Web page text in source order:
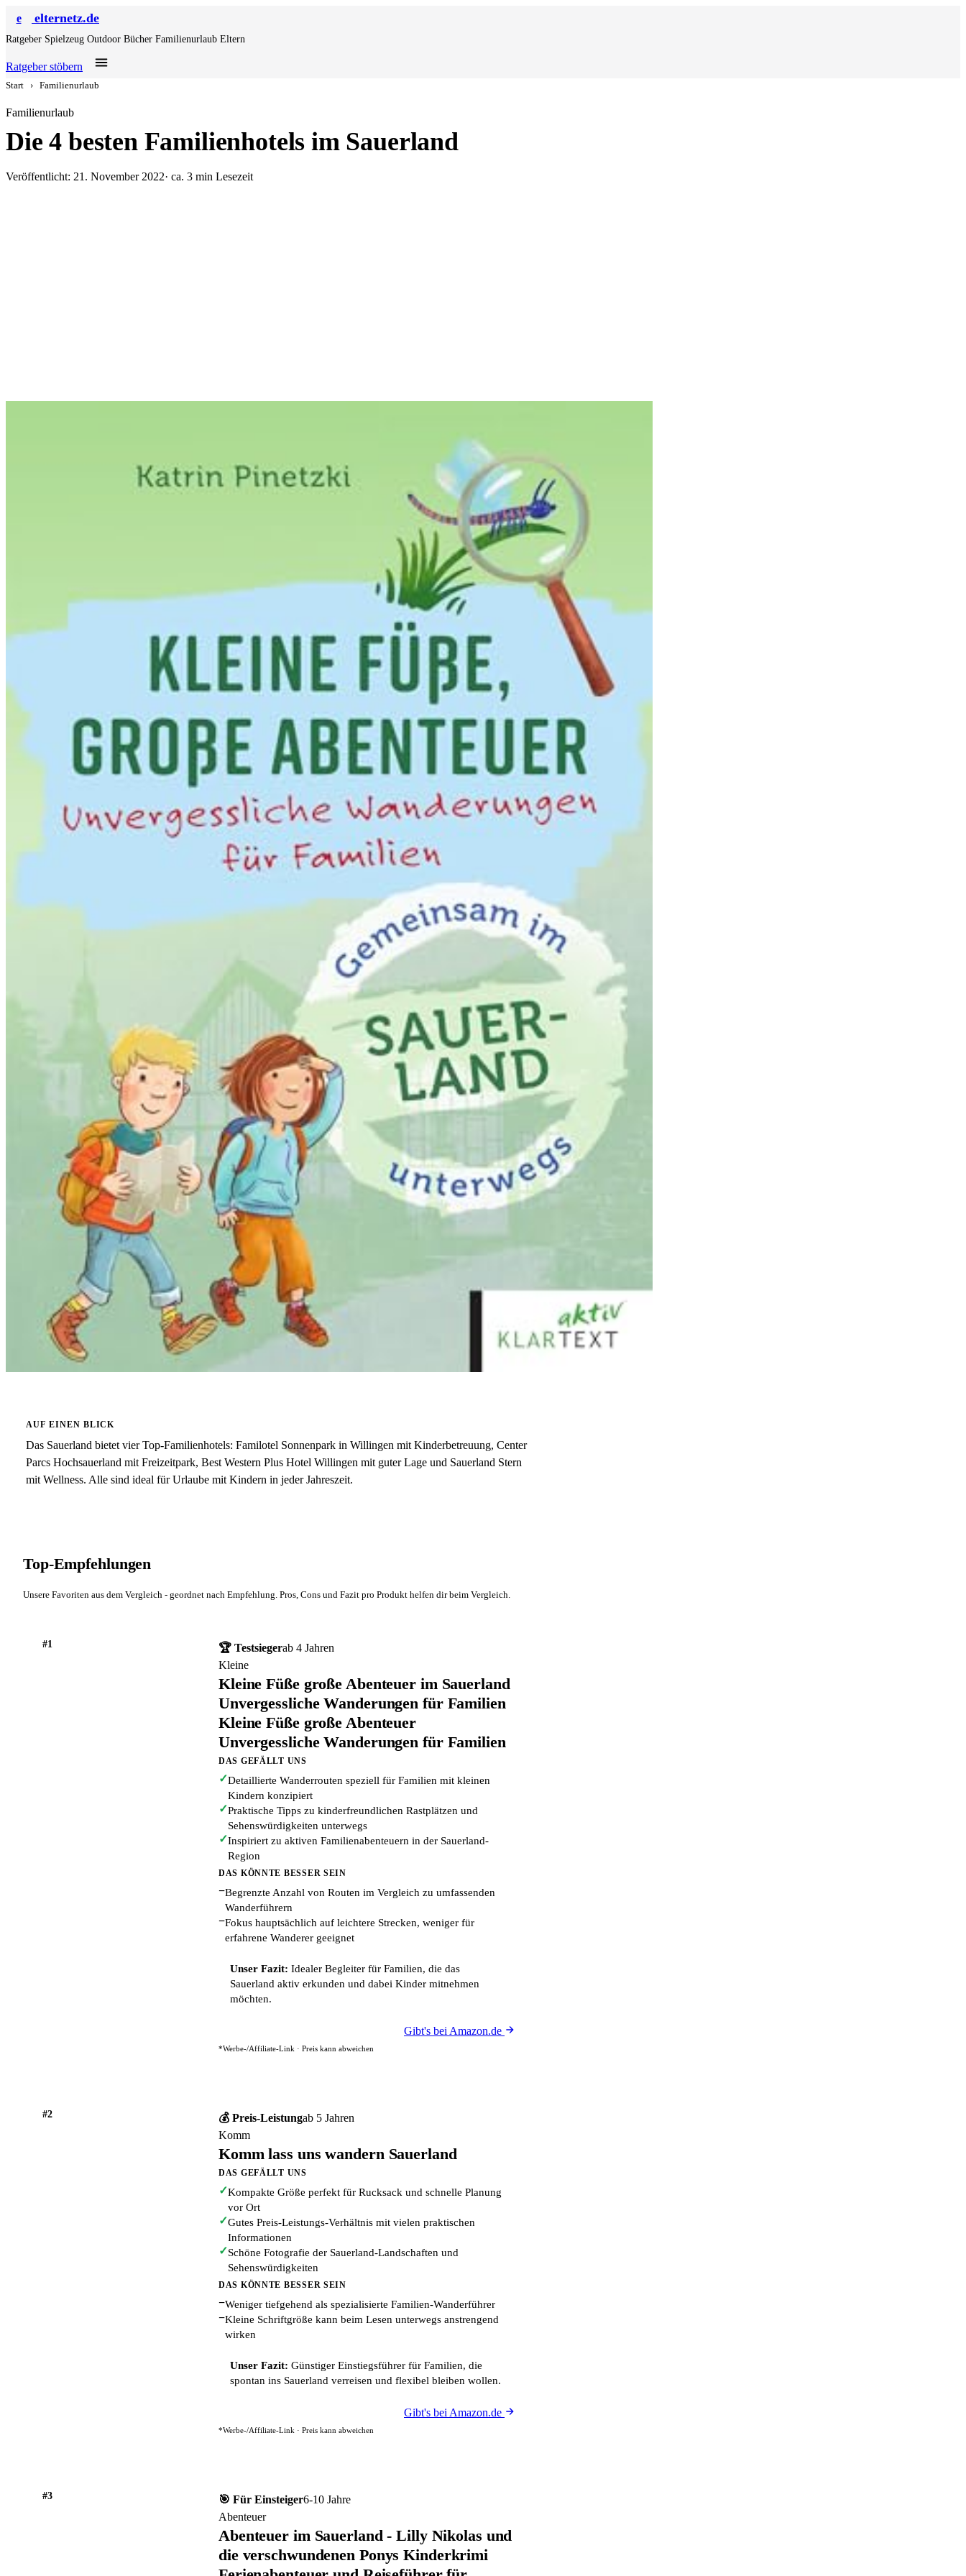
e elternetz.de
Ratgeber Spielzeug Outdoor Bücher Familienurlaub Eltern
Ratgeber stöbern
Start › Familienurlaub
Familienurlaub
Die 4 besten Familienhotels im Sauerland
Veröffentlicht: 21. November 2022· ca. 3 min Lesezeit
AUF EINEN BLICK
Das Sauerland bietet vier Top-Familienhotels: Familotel Sonnenpark in Willingen mit Kinderbetreuung, Center
Parcs Hochsauerland mit Freizeitpark, Best Western Plus Hotel Willingen mit guter Lage und Sauerland Stern
mit Wellness. Alle sind ideal für Urlaube mit Kindern in jeder Jahreszeit.
Top-Empfehlungen
Unsere Favoriten aus dem Vergleich - geordnet nach Empfehlung. Pros, Cons und Fazit pro Produkt helfen dir beim Vergleich.
#1 🏆 Testsiegerab 4 Jahren
Kleine
Kleine Füße große Abenteuer im Sauerland
Unvergessliche Wanderungen für Familien
Kleine Füße große Abenteuer
Unvergessliche Wanderungen für Familien
DAS GEFÄLLT UNS
✓Detaillierte Wanderrouten speziell für Familien mit kleinen
Kindern konzipiert
✓Praktische Tipps zu kinderfreundlichen Rastplätzen und
Sehenswürdigkeiten unterwegs
✓Inspiriert zu aktiven Familienabenteuern in der Sauerland-
Region
DAS KÖNNTE BESSER SEIN
−Begrenzte Anzahl von Routen im Vergleich zu umfassenden
Wanderführern
−Fokus hauptsächlich auf leichtere Strecken, weniger für
erfahrene Wanderer geeignet
Unser Fazit: Idealer Begleiter für Familien, die das
Sauerland aktiv erkunden und dabei Kinder mitnehmen
möchten.
Gibt's bei Amazon.de
*Werbe-/Affiliate-Link · Preis kann abweichen
#2 💰 Preis-Leistungab 5 Jahren
Komm
Komm lass uns wandern Sauerland
DAS GEFÄLLT UNS
✓Kompakte Größe perfekt für Rucksack und schnelle Planung
vor Ort
✓Gutes Preis-Leistungs-Verhältnis mit vielen praktischen
Informationen
✓Schöne Fotografie der Sauerland-Landschaften und
Sehenswürdigkeiten
DAS KÖNNTE BESSER SEIN
−Weniger tiefgehend als spezialisierte Familien-Wanderführer
−Kleine Schriftgröße kann beim Lesen unterwegs anstrengend
wirken
Unser Fazit: Günstiger Einstiegsführer für Familien, die
spontan ins Sauerland verreisen und flexibel bleiben wollen.
Gibt's bei Amazon.de
*Werbe-/Affiliate-Link · Preis kann abweichen
#3 🎯 Für Einsteiger6-10 Jahre
Abenteuer
Abenteuer im Sauerland - Lilly Nikolas und
die verschwundenen Ponys Kinderkrimi